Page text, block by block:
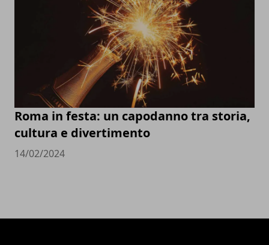
Roma in festa: un capodanno tra storia,
cultura e divertimento
14/02/2024